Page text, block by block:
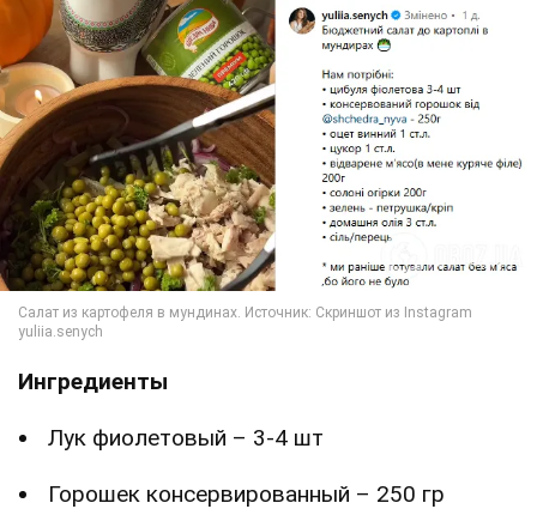
Ингредиенты
Лук фиолетовый – 3-4 шт
Горошек консервированный – 250 гр